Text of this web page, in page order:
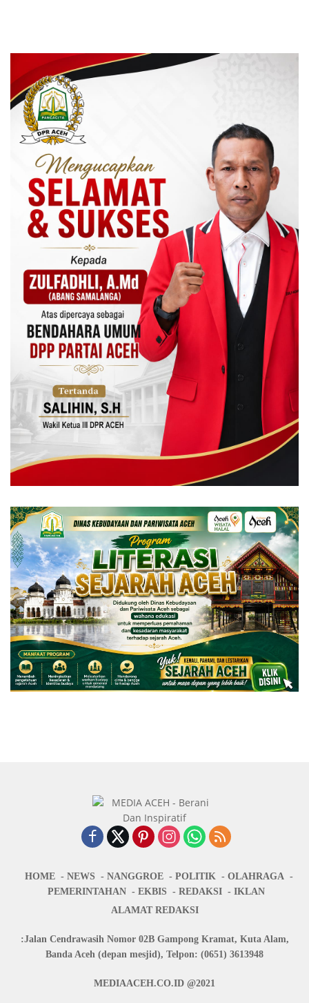
HOME NEWS NANGGROE POLITIK
OLAHRAGA
PEMERINTAHAN
EKBIS REDAKSI
IKLAN
ALAMAT REDAKSI
:Jalan Cendrawasih Nomor 02B Gampong Kramat, Kuta Alam,
Banda Aceh (depan mesjid), Telpon: (0651) 3613948
MEDIAACEH.CO.ID @2021